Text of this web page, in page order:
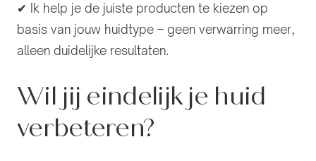
✔ Ik help je de juiste producten te kiezen op
basis van jouw huidtype – geen verwarring meer,
alleen duidelijke resultaten.
Wil jij eindelijk je huid
verbeteren?